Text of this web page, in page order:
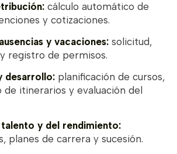
cálculo automático de
y cotizaciones.
y vacaciones: solicitud,
registro de permisos.
desarrollo: planificación de cursos,
itinerarios y evaluación del
y del rendimiento:
planes de carrera y sucesión.